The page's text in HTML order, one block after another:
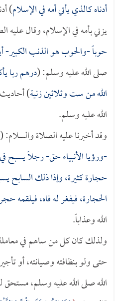
أدناه كالذي يأتي أمه في الإسلام)
يزني بأمه في الإسلام، وقال عليه
حوباً -والحوب هو الذنب الكبير-
صلى الله عليه وسلم: (درهم ربا
الله من ست وثلاثين زنية)
الله عليه وسلم.
وقد أخبرنا عليه الصلاة والسلام: (
-ورؤيا الأنبياء حق- رجلاً يسبح
حجارة كثيرة، وإذا ذلك السابح
الحجارة، فيفغر له فاه، فيلقمه
الله وعذاباً.
ولذلك كان كل من ساهم في
حتى ولو بنظافته وصيانته، أو
الله صلى الله عليه وسلم، مستحق